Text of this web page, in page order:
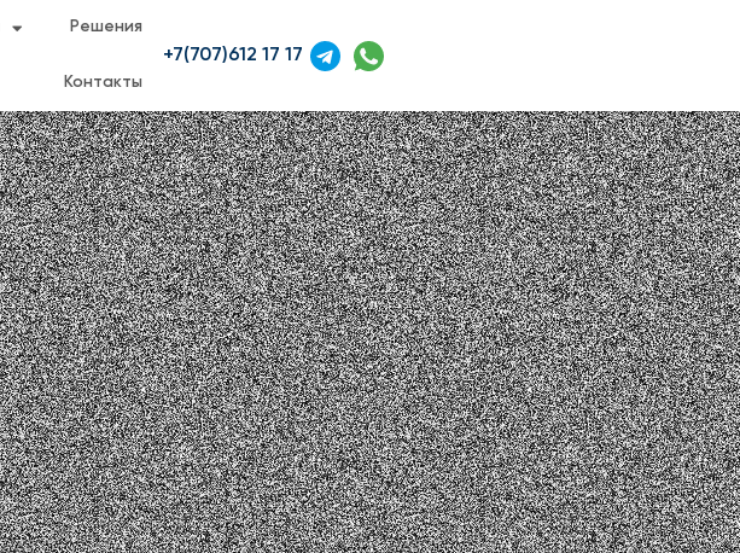
Решения
Контакты
+7(707)612 17 17